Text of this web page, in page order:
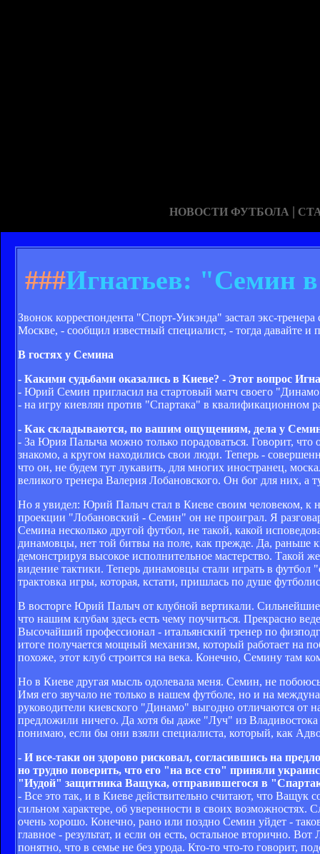
НОВОСТИ ФУТБОЛА |
###Игнатьев: "Семин в
Звонок корреспондента "Спорт-Уикэнда" застал экс-
Москве, - сообщил известный специалист, - тогда давайте
В гостях у Семина
- Какими судьбами оказались в Киеве? - Этот вопрос
- Юрий Семин пригласил на стартовый матч своего
- на игру киевлян против "Спартака" в квалификационном
- Как складываются, по вашим ощущениям, дела у
- За Юрия Палыча можно только порадоваться. Говорит, что
знакомо, а кругом находились свои люди. Теперь -
что он, не будем тут лукавить, для многих иностранец,
великого тренера Валерия Лобановского. Он бог для них, а
Но я увидел: Юрий Палыч стал в Киеве своим человеком, к
проекции "Лобановский - Семин" он не проиграл. Я
Семина несколько другой футбол, не такой, какой
динамовцы, нет той битвы на поле, как прежде. Да, раньше
демонстрируя высокое исполнительное мастерство. Такой
видение тактики. Теперь динамовцы стали играть в футбол
трактовка игры, которая, кстати, пришлась по душе
В восторге Юрий Палыч от клубной вертикали. Сильнейшие
что нашим клубам здесь есть чему поучиться. Прекрасно
Высочайший профессионал - итальянский тренер по
итоге получается мощный механизм, который работает на
похоже, этот клуб строится на века. Конечно, Семину там
Но в Киеве другая мысль одолевала меня. Семин, не
Имя его звучало не только в нашем футболе, но и на
руководители киевского "Динамо" выгодно отличаются от
предложили ничего. Да хотя бы даже "Луч" из Владивостока
понимаю, если бы они взяли специалиста, который, как
- И все-таки он здорово рисковал, согласившись на
но трудно поверить, что его "на все сто" приняли
"Иудой" защитника Ващука, отправившегося в
- Все это так, и в Киеве действительно считают, что Ващук
сильном характере, об уверенности в своих
очень хорошо. Конечно, рано или поздно Семин уйдет -
главное - результат, и если он есть, остальное вторично.
понятно, что в семье не без урода. Кто-то что-то говорит,